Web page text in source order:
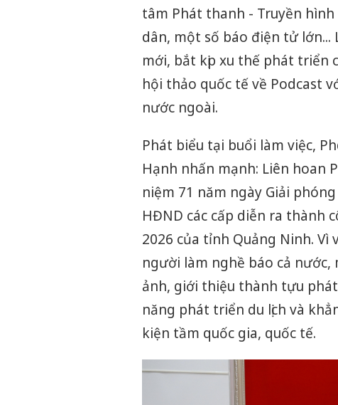
tâm Phát thanh - Truyền
dân, một số báo điện tử lớn...
mới, bắt kịp xu thế phát triển
hội thảo quốc tế về Podcast
nước ngoài.
Phát biểu tại buổi làm việc,
Hạnh nhấn mạnh: Liên hoan
niệm 71 năm ngày Giải
HĐND các cấp diễn ra thành
2026 của tỉnh Quảng Ninh.
người làm nghề báo cả
ảnh, giới thiệu thành tựu
năng phát triển du lịch và
kiện tầm quốc gia, quốc tế.